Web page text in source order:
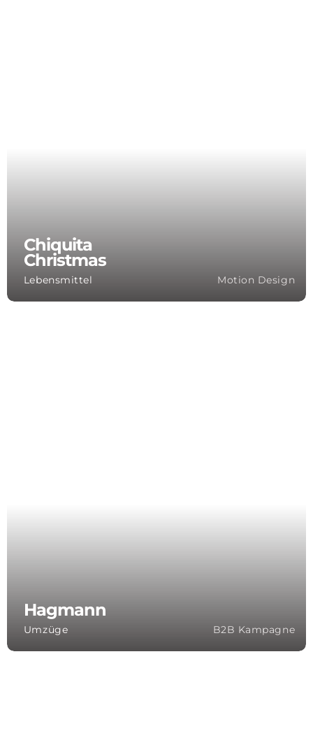
Chiquita
Christmas
Lebensmittel Motion Design
Hagmann
Umzüge B2B Kampagne